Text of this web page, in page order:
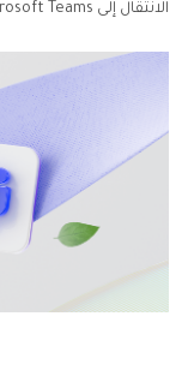
الانتقال إلى Microsoft Teams، وأيضًا أفضل البدائل المتاحة في السوق.